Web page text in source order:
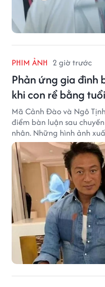
PHIM ẢNH 2 giờ trước
Phản ứng gia đình
khi con rể bằng
Mã Cảnh Đào và Ngô
điểm bàn luận sau
nhân. Những hình ảnh
Mã Cảnh Đào đang thu
xã hội.